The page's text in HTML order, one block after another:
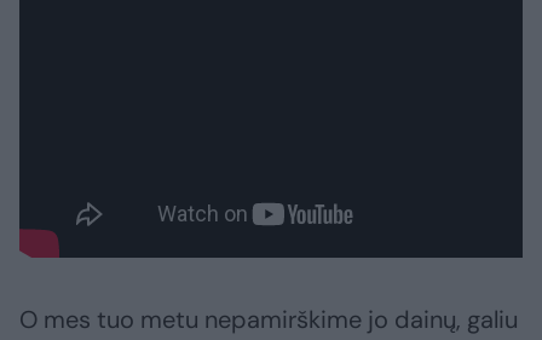
O mes tuo metu nepamirškime jo dainų, galiu